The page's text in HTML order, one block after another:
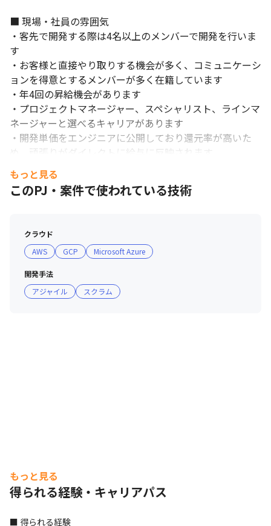
■ 現場・社員の雰囲気
・客先で開発する際は4名以上のメンバーで開発を行いま
す
・お客様と直接やり取りする機会が多く、コミュニケーシ
ョンを得意とするメンバーが多く在籍しています
・年4回の昇給機会があります
・プロジェクトマネージャー、スペシャリスト、ラインマ
ネージャーと選べるキャリアがあります
・開発単価をエンジニアに公開しており還元率が高いた
め、頑張りがダイレクトに給与に反映されます
■ 開発環境
＜その他インフラ構築＞
・CI/CD： GitHub Action、Argo、AWS CodePipeline
もっと見る
このPJ・案件で使われている技術
クラウド
AWS
GCP Microsoft Azure
開発手法
アジャイル
スクラム
もっと見る
得られる経験・キャリアパス
■ 得られる経験